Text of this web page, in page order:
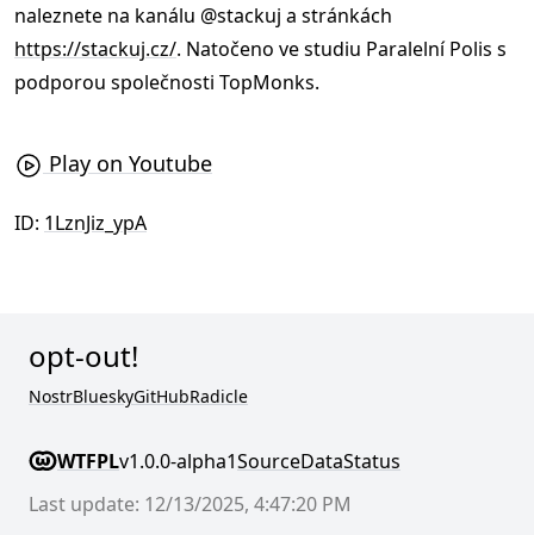
naleznete na kanálu @stackuj a stránkách
https://stackuj.cz/. Natočeno ve studiu Paralelní Polis s
podporou společnosti TopMonks.
Play on Youtube
ID: 1LznJiz_ypA
opt-out!
NostrBlueskyGitHubRadicle
WTFPLv1.0.0-alpha1SourceDataStatus
Last update: 12/13/2025, 4:47:20 PM